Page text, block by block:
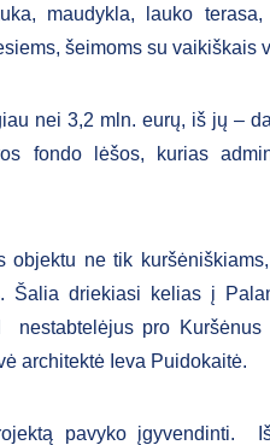
maudykla, lauko
šeimoms su vaikiškais
nei 3,2 mln. eurų, iš jų –
fondo lėšos, kurias
objektu ne tik
Šalia driekiasi kelias į
nestabtelėjus pro Kuršėnus
architektė Ieva Puidokaitė.
pavyko įgyvendinti.